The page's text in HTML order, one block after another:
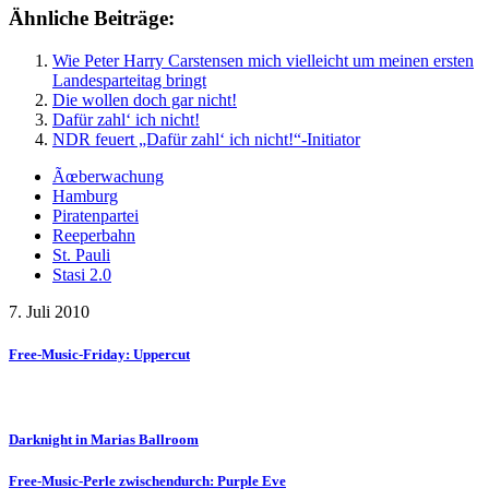
Ähnliche Beiträge:
Wie Peter Harry Carstensen mich vielleicht um meinen ersten
Landesparteitag bringt
Die wollen doch gar nicht!
Dafür zahl‘ ich nicht!
NDR feuert „Dafür zahl‘ ich nicht!“-Initiator
Ãœberwachung
Hamburg
Piratenpartei
Reeperbahn
St. Pauli
Stasi 2.0
7. Juli 2010
Free-Music-Friday: Uppercut
Darknight in Marias Ballroom
Free-Music-Perle zwischendurch: Purple Eve